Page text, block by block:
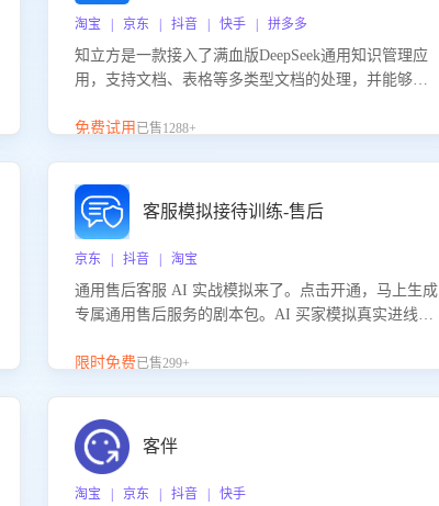
淘宝 | 京东 | 抖音 | 快手 | 拼多多
知立方是一款接入了满血版DeepSeek通用知识管理应
用，支持文档、表格等多类型文档的处理，并能够基
景提供强大的知识支持，帮助用户高效管理和利用知
免费试用 已售1288+
客服模拟接待训练-售后
京东 | 抖音 | 淘宝
通用售后客服 AI 实战模拟来了。点击开通，马上生成
专属通用售后服务的剧本包。AI 买家模拟真实进线咨
咨询等售后场景的应对要点，轻松提升服务能力。
限时免费已售299+
客伴
淘宝 | 京东 | 抖音 | 快手